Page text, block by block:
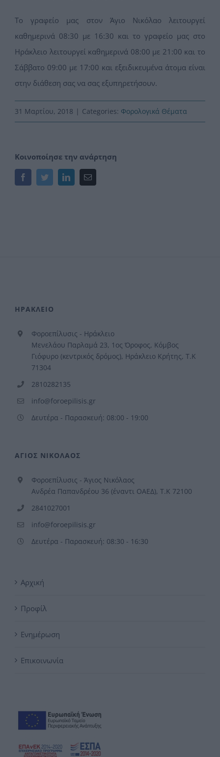
Το γραφείο μας στον Άγιο Νικόλαο λειτουργεί
καθημερινά 08:30 με 16:30 και το γραφείο μας στο
Ηράκλειο λειτουργεί καθημερινά 08:00 με 21:00 και το
Σάββατο 09:00 με 17:00 και εξειδικευμένα άτομα είναι
στην διάθεση σας να σας εξυπηρετήσουν.
31 Μαρτίου, 2018 | Categories: Φορολογικά Θέματα
Κοινοποίησε την ανάρτηση
FacebookTwitterLinkedInEmail
ΗΡΑΚΛΕΙΟ
Φοροεπίλυσις - Ηράκλειο
Μενελάου Παρλαμά 23, 1ος Όροφος, Κόμβος
Γιόφυρο (κεντρικός δρόμος), Ηράκλειο Κρήτης, Τ.Κ
71304
2810282135
info@foroepilisis.gr
Δευτέρα - Παρασκευή: 08:00 - 19:00
ΑΓΙΟΣ ΝΙΚΟΛΑΟΣ
Φοροεπίλυσις - Άγιος Νικόλαος
Ανδρέα Παπανδρέου 36 (έναντι ΟΑΕΔ), Τ.Κ 72100
2841027001
info@foroepilisis.gr
Δευτέρα - Παρασκευή: 08:30 - 16:30
Αρχική
Προφίλ
Ενημέρωση
Επικοινωνία